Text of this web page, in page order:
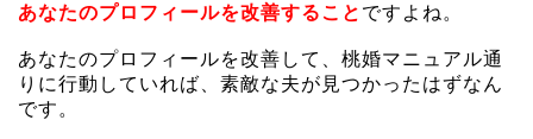
あなたのプロフィールを改善すること ですよね。
あなたのプロフィールを改善して、桃婚マニュアル通
りに行動していれば、素敵な夫が見つかったはずなん
です。